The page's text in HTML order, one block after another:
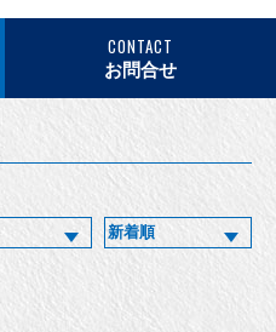
CONTACT
お問合せ